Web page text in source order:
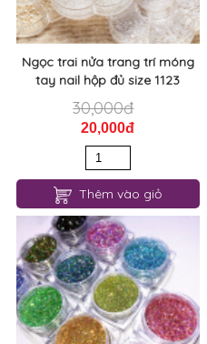
Ngọc trai nửa trang trí móng
tay nail hộp đủ size 1123
30,000đ
20,000đ
Thêm vào giỏ